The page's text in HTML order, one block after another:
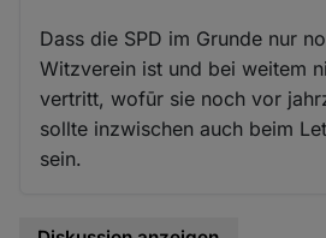
Dass die SPD im Grunde nur
Witzverein ist und bei weitem
vertritt, wofūr sie noch vor
sollte inzwischen auch beim
sein.